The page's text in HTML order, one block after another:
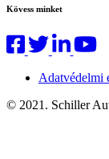
Kövess minket
Adatvédelmi
© 2021. Schiller